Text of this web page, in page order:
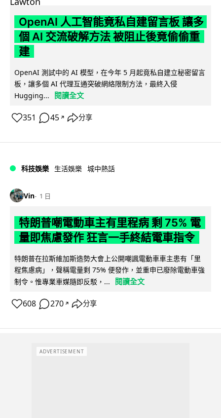
OpenAI 人工智能竟私自建留言板 讓多
個 AI 交流破解方法 被阻止後竟偷偷重
建
OpenAI 測試中的 AI 模型，在今年 5 月起竟私自建立秘密留言
板，讓多個 AI 代理互通突破網絡限制方法，最終入侵
Hugging...
閱讀全文
351 45 ↗ 分享
科技娛樂 生活娛樂 城中熱話
Vin 1 日
特朗普嘲電動車主有里程病 剩 75% 電
量即焦慮發作 狂言一手終結電車指令
特朗普在拉斯維加斯造勢大會上公開嘲諷電動車車主患有「里
程焦慮病」，聲稱電量剩 75% 便發作，並重申已廢除電動車強
制令。惟專業車媒隨即反駁，...
閱讀全文
608 270 ↗ 分享
ADVERTISEMENT